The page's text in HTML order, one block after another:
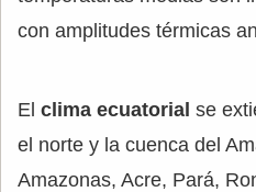
con amplitudes térmicas
El clima ecuatorial se
el norte y la cuenca del
Amazonas, Acre, Pará,